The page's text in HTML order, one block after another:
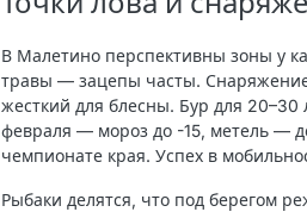
В Малетино перспективны зоны у
травы — зацепы часты.
жесткий для блесны. Бур для 20–30
февраля — мороз до -15, метель —
чемпионате края. Успех в
Рыбаки делятся, что под берегом